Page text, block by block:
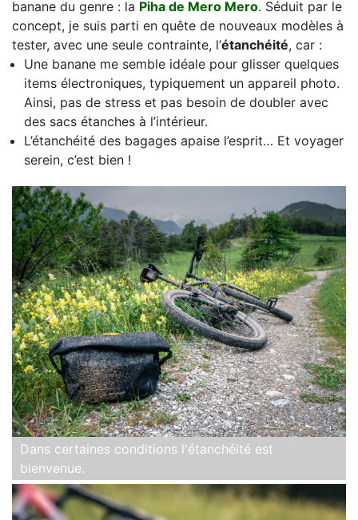
banane du genre : la Piha de Mero Mero. Séduit par le
concept, je suis parti en quête de nouveaux modèles à
tester, avec une seule contrainte, l’étanchéité, car :
Une banane me semble idéale pour glisser quelques
items électroniques, typiquement un appareil photo.
Ainsi, pas de stress et pas besoin de doubler avec
des sacs étanches à l’intérieur.
L’étanchéité des bagages apaise l’esprit… Et voyager
serein, c’est bien !
Dans certaines conditions l'étanchéité est
bienvenue.